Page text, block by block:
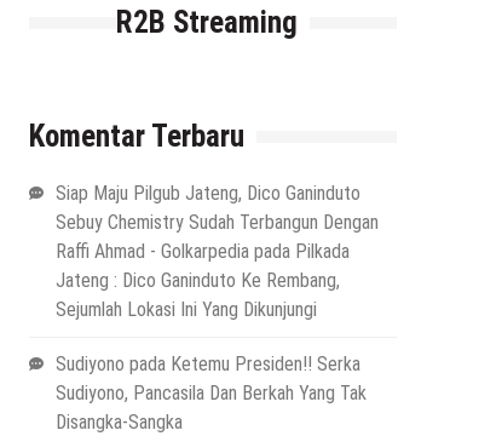
R2B Streaming
Komentar Terbaru
Siap Maju Pilgub Jateng, Dico Ganinduto
Sebuy Chemistry Sudah Terbangun Dengan
Raffi Ahmad - Golkarpediapada Pilkada
Jateng : Dico Ganinduto Ke Rembang,
Sejumlah Lokasi Ini Yang Dikunjungi
Sudiyono pada Ketemu Presiden!! Serka
Sudiyono, Pancasila Dan Berkah Yang Tak
Disangka-Sangka